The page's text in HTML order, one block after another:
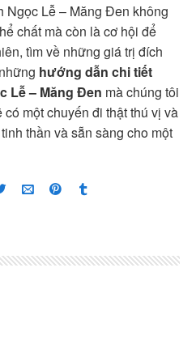
Ngọc Lễ – Măng Đen không
chất mà còn là cơ hội để
tìm về những giá trị đích
hướng dẫn chi tiết
Lễ – Măng Đen mà chúng tôi
một chuyến đi thật thú vị và
thần và sẵn sàng cho một